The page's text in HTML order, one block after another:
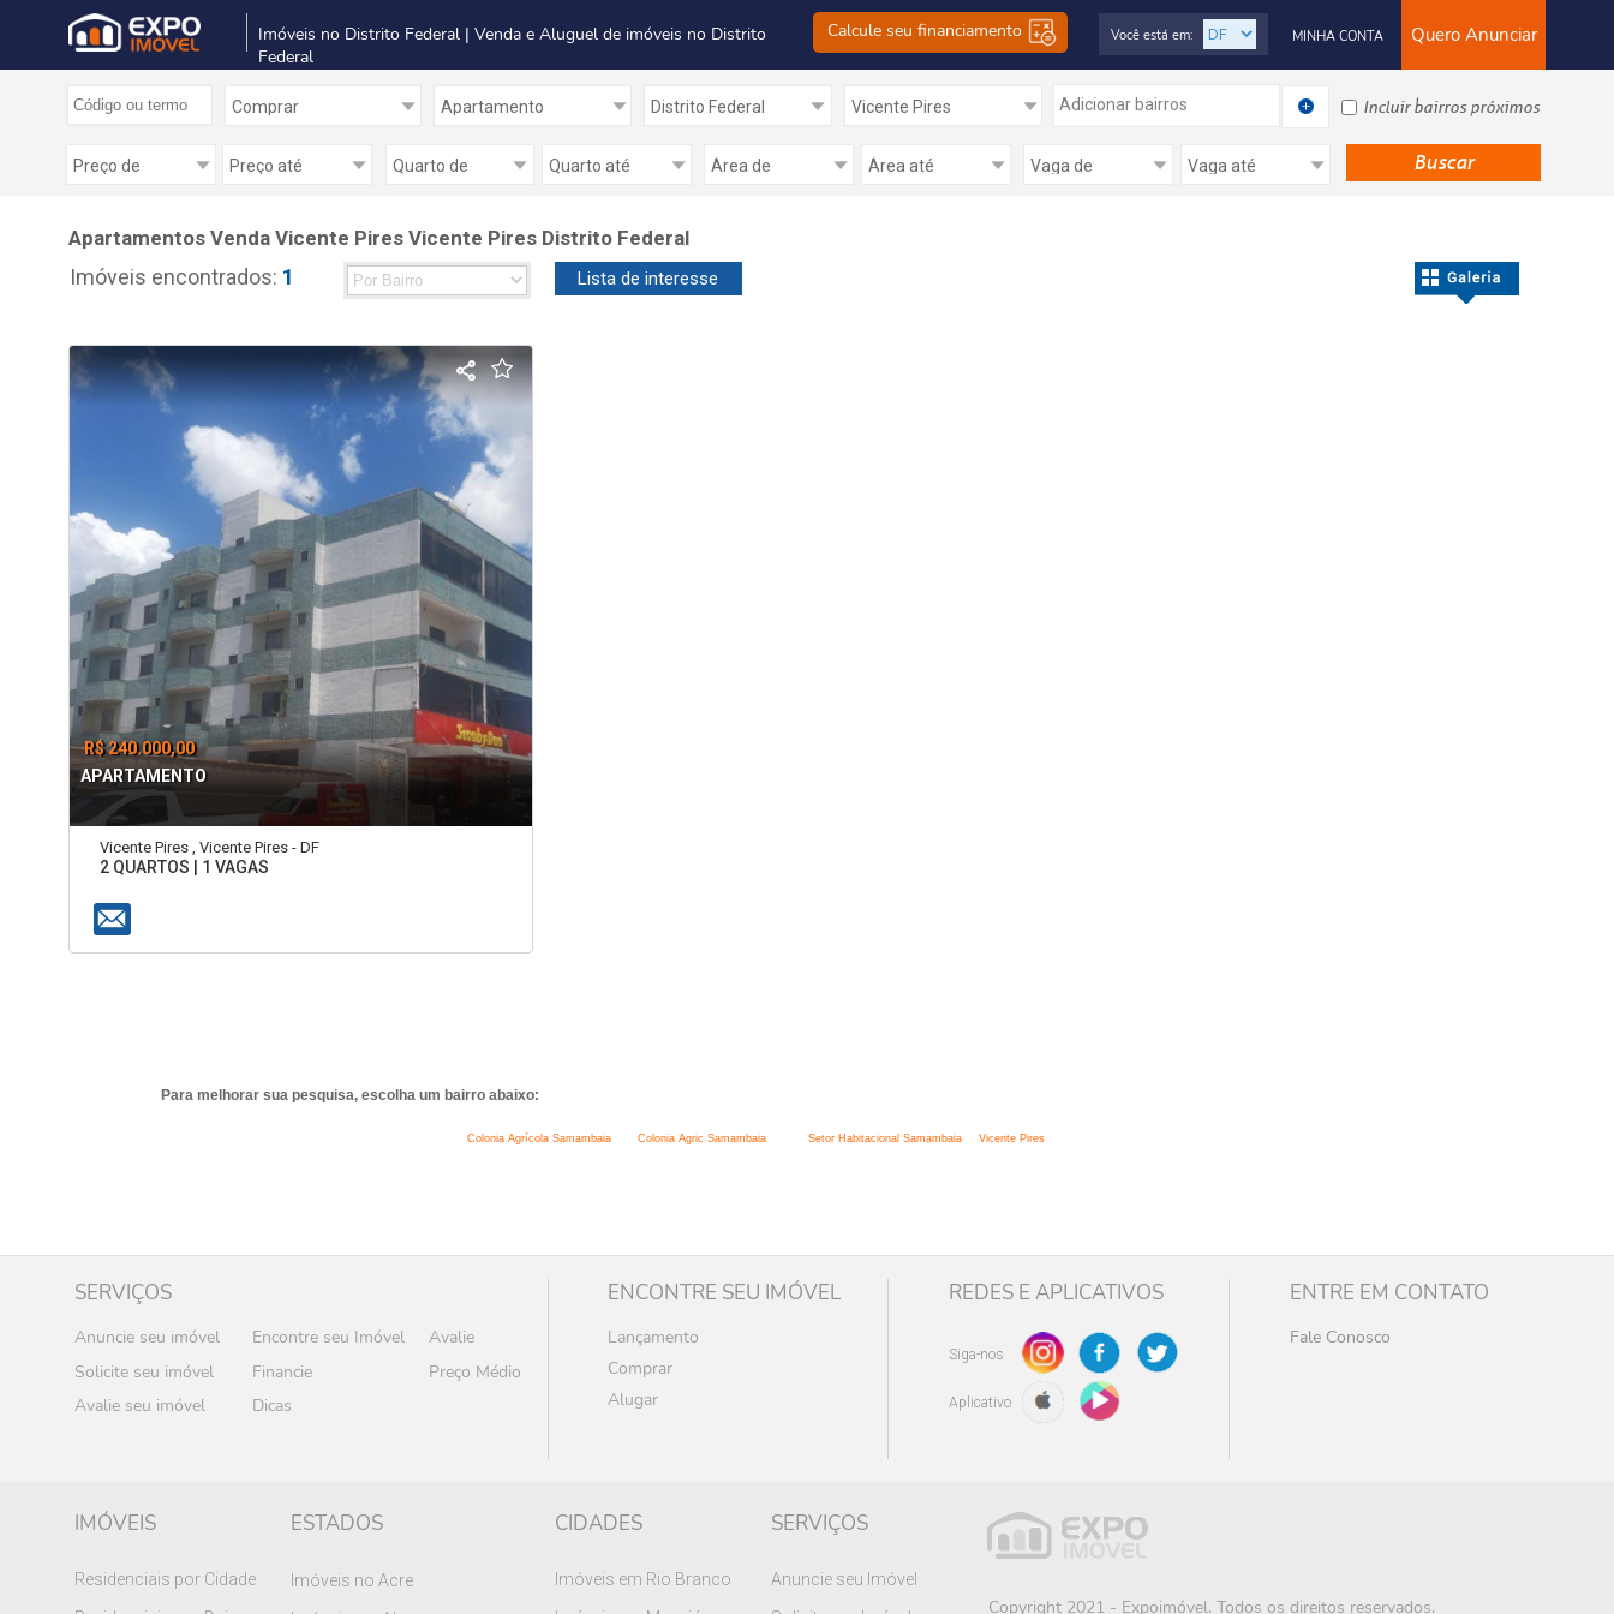
Imóveis no Distrito Federal | Venda e Aluguel de imóveis no Distrito
Federal
Calcule seu financiamento Quero Anunciar
MINHA CONTA
Você está em:
Adicionar bairros Incluir bairros próximos
Apartamentos Venda Vicente Pires Vicente Pires Distrito Federal
Imóveis encontrados: 1 Lista de interesse
R$ 240.000,00
APARTAMENTO
Vicente Pires , Vicente Pires - DF
2 QUARTOS | 1 VAGAS
Para melhorar sua pesquisa, escolha um bairro abaixo:
Colonia Agrícola Samambaia Colonia Agric Samambaia Setor Habitacional Samambaia Vicente Pires
SERVIÇOS
Anuncie seu imóvel Encontre seu Imóvel
Avalie
Solicite seu imóvel
Financie
Preço Médio
Avalie seu imóvel
Dicas
ENCONTRE SEU IMÓVEL
Lançamento
Comprar
Alugar
REDES E APLICATIVOS
Siga-nos
Aplicativo
ENTRE EM CONTATO
Fale Conosco
IMÓVEIS
Residenciais por Cidade
ESTADOS
Imóveis no Acre
CIDADES
Imóveis em Rio Branco
SERVIÇOS
Anuncie seu Imóvel
Copyright 2021 - Expoimóvel. Todos os direitos reservados.